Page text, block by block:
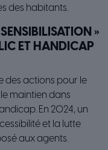
des habitants.
»
ET HANDICAP
des actions pour le
maintien dans
En 2024, un
et la lutte
aux agents.